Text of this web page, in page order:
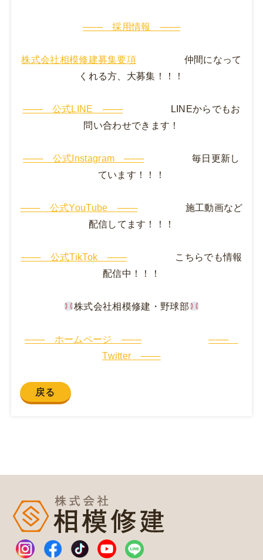
─── 採用情報 ───
株式会社相模修建募集要項 仲間になって
くれる方、大募集！！！
─── 公式LINE ───LINEからでもお
問い合わせできます！
─── 公式Instagram ───毎日更新し
ています！！！
─── 公式YouTube ───施工動画など
配信してます！！！
─── 公式TikTok ───こちらでも情報
配信中！！！
株式会社相模修建・野球部
─── ホームページ ───
───
Twitter ───
戻る